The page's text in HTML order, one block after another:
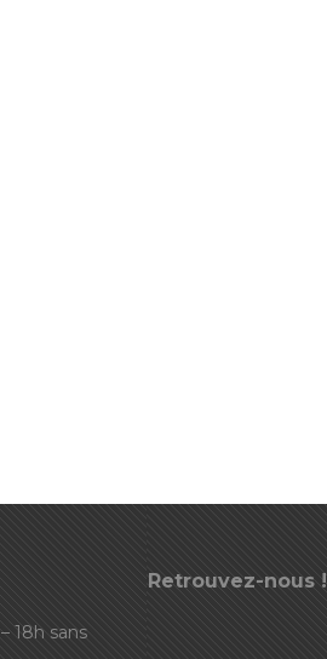
18h sans
Retrouvez-nous !